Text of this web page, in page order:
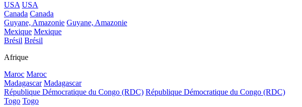
USA USA
Canada Canada
Guyane, Amazonie Guyane, Amazonie
Mexique Mexique
Brésil Brésil
Afrique
Maroc Maroc
Madagascar Madagascar
République Démocratique du Congo (RDC) République Démocratique du Congo (RDC)
Togo Togo